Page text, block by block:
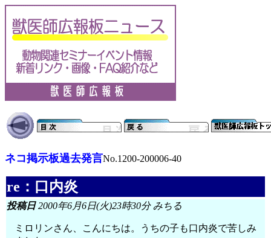
ネコ掲示板過去発言No.1200-200006-40
re：口内炎
投稿日2000年6月6日(火)23時30分 みちる
ミロリンさん、こんにちは。うちの子も口内炎で苦しみ